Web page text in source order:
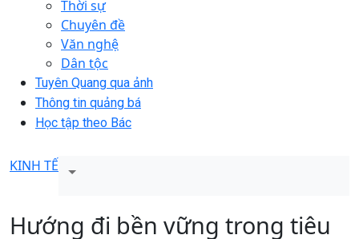
Thời sự
Chuyên đề
Văn nghệ
Dân tộc
Tuyên Quang qua ảnh
Thông tin quảng bá
Học tập theo Bác
KINH TẾ
Hướng đi bền vững trong tiêu